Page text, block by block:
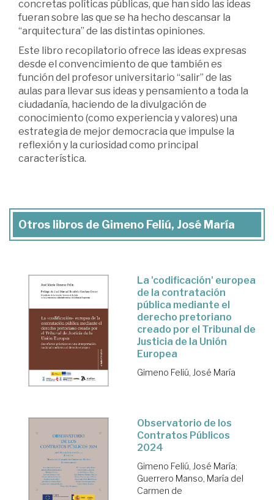
concretas políticas públicas, que han sido las ideas
fueran sobre las que se ha hecho descansar la
“arquitectura” de las distintas opiniones.
Este libro recopilatorio ofrece las ideas expresas
desde el convencimiento de que también es
función del profesor universitario “salir” de las
aulas para llevar sus ideas y pensamiento a toda la
ciudadanía, haciendo de la divulgación de
conocimiento (como experiencia y valores) una
estrategia de mejor democracia que impulse la
reflexión y la curiosidad como principal
característica.
Otros libros de Gimeno Feliú, José María
La 'codificación' europea
de la contratación
pública mediante el
derecho pretoriano
creado por el Tribunal de
Justicia de la Unión
Europea
Gimeno Feliú, José María
Observatorio de los
Contratos Públicos
2024
Gimeno Feliú, José María;
Guerrero Manso, María del
Carmen de